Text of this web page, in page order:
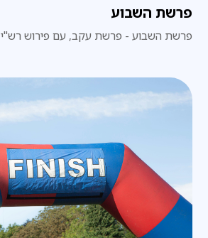
פרשת השבוע
פרשת השבוע - פרשת עקב, עם פירוש רש"י